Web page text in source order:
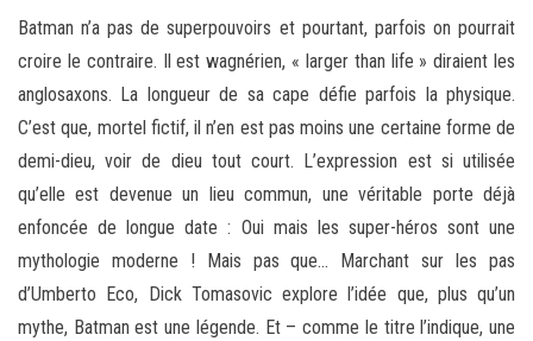
Batman n’a pas de superpouvoirs et pourtant, parfois on pourrait
croire le contraire. Il est wagnérien, « larger than life » diraient les
anglosaxons. La longueur de sa cape défie parfois la physique.
C’est que, mortel fictif, il n’en est pas moins une certaine forme de
demi-dieu, voir de dieu tout court. L’expression est si utilisée
qu’elle est devenue un lieu commun, une véritable porte déjà
enfoncée de longue date : Oui mais les super-héros sont une
mythologie moderne ! Mais pas que… Marchant sur les pas
d’Umberto Eco, Dick Tomasovic explore l’idée que, plus qu’un
mythe, Batman est une légende. Et – comme le titre l’indique, une